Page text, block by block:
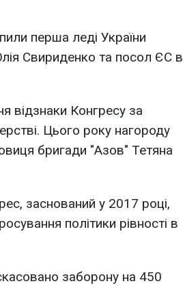
перша леді України
Свириденко та посол ЄС в
відзнаки Конгресу за
Цього року нагороду
бригади "Азов" Тетяна
заснований у 2017 році,
політики рівності в
заборону на 450